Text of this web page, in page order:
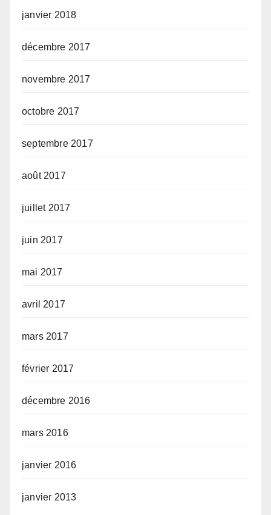
janvier 2018
décembre 2017
novembre 2017
octobre 2017
septembre 2017
août 2017
juillet 2017
juin 2017
mai 2017
avril 2017
mars 2017
février 2017
décembre 2016
mars 2016
janvier 2016
janvier 2013